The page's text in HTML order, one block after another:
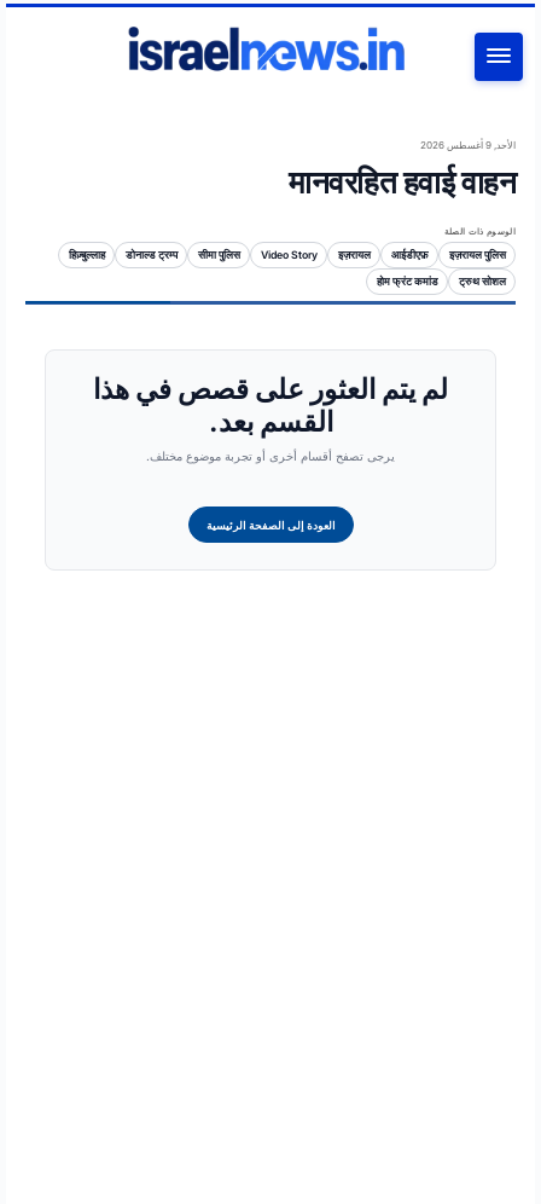
الأحد, 9 أغسطس 2026
मानवरहित हवाई वाहन
الوسوم ذات الصلة
इज़रायल पुलिस
आईडीएफ़
इज़रायल
Video Story
सीमा पुलिस
डोनाल्ड ट्रम्प
हिज़्बुल्लाह
ट्रुथ सोशल
होम फ्रंट कमांड
لم يتم العثور على قصص في هذا
القسم بعد.
يرجى تصفح أقسام أخرى أو تجربة موضوع مختلف.
العودة إلى الصفحة الرئيسية